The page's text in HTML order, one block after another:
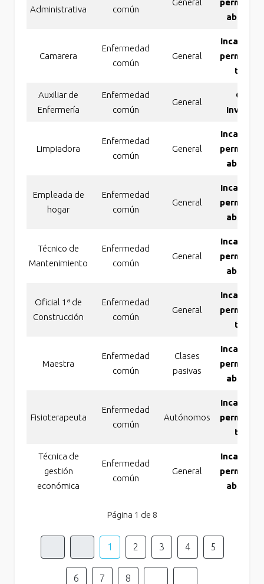
Administrativa común
General
Camarera
Enfermedad
común
General
total
Auxiliar de
Enfermería
Enfermedad
común
General
Gran
Limpiadora
Enfermedad
común
General
Empleada de
hogar
Enfermedad
común
General
Técnico de
Mantenimiento
Enfermedad
común
General
Oficial 1ª de
Construcción
Enfermedad
común
General
total
Maestra
Enfermedad
común
Clases
pasivas
Fisioterapeuta
Enfermedad
común
Autónomos
total
Técnica de
gestión
económica
Enfermedad
común
General
Página 1 de 8
1 2 3 4 5
6 7 8